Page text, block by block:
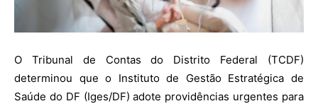
O Tribunal de Contas do Distrito Federal (TCDF)
determinou que o Instituto de Gestão Estratégica de
Saúde do DF (Iges/DF) adote providências urgentes para